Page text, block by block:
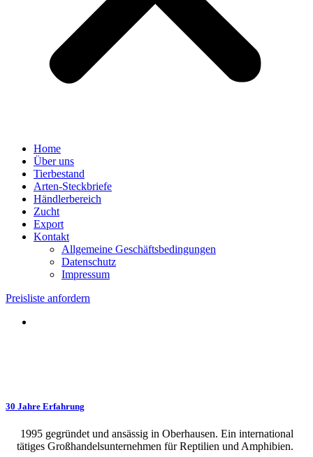
Home
Über uns
Tierbestand
Arten-Steckbriefe
Händlerbereich
Zucht
Export
Kontakt
Allgemeine Geschäftsbedingungen
Datenschutz
Impressum
Preisliste anfordern
30 Jahre Erfahrung
1995 gegründet und ansässig in Oberhausen. Ein international
tätiges Großhandelsunternehmen für Reptilien und Amphibien.